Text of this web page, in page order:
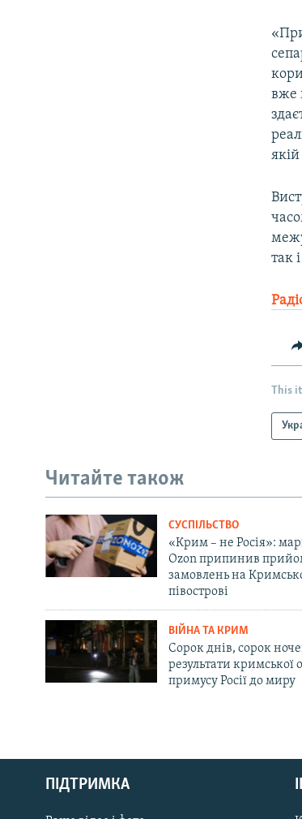
Русский
Qırımtatar
вже
так
This
Читайте також
СУСПІЛЬСТВО
«Крим – не Росія»:
Ozon припинив
замовлень на
півострові
ВІЙНА ТА КРИМ
Сорок днів, сорок
результати кримської
примусу Росії до миру
ПІДТРИМКА